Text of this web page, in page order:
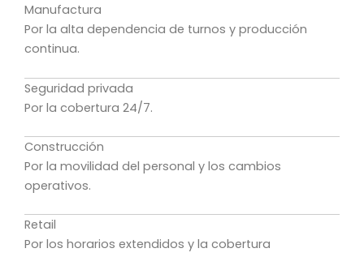
Manufactura
Por la alta dependencia de turnos y producción
continua.
Seguridad privada
Por la cobertura 24/7.
Construcción
Por la movilidad del personal y los cambios
operativos.
Retail
Por los horarios extendidos y la cobertura